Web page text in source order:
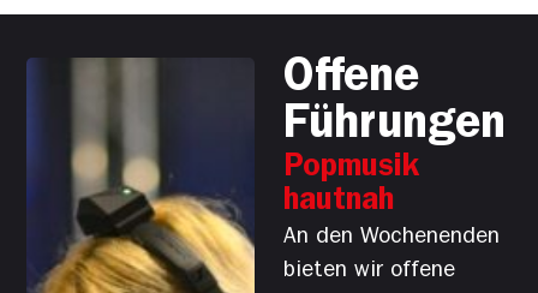
Offene
Führungen
Popmusik
hautnah
An den Wochenenden
bieten wir offene